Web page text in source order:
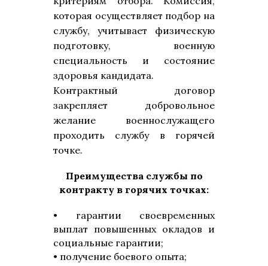
которая осуществляет подбор на
службу, учитывает физическую
подготовку, военную
специальность и состояние
здоровья кандидата.
Контрактный договор
закрепляет добровольное
желание военнослужащего
проходить службу в горячей
точке.
Преимущества службы по
контракту в горячих точках:
• гарантии своевременных
выплат повышенных окладов и
социальные гарантии;
• получение боевого опыта;